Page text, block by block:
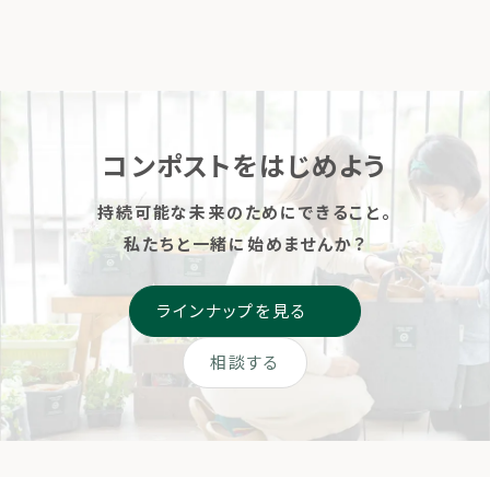
コンポストをはじめよう
持続可能な未来のためにできること。
私たちと一緒に始めませんか？
相談する
ラインナップを見る